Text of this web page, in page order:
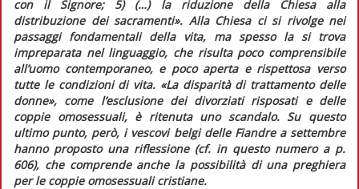
con il Signore; 5) (…) la riduzione della Chiesa alla
distribuzione dei sacramenti». Alla Chiesa ci si rivolge nei
passaggi fondamentali della vita, ma spesso la si trova
impreparata nel linguaggio, che risulta poco comprensibile
all’uomo contemporaneo, e poco aperta e rispettosa verso
tutte le condizioni di vita. «La disparità di trattamento delle
donne», come l’esclusione dei divorziati risposati e delle
coppie omosessuali, è ritenuta uno scandalo. Su questo
ultimo punto, però, i vescovi belgi delle Fiandre a settembre
hanno proposto una riflessione (cf. in questo numeroa p.
606), che comprende anche la possibilità di una preghiera
per le coppie omosessuali cristiane.